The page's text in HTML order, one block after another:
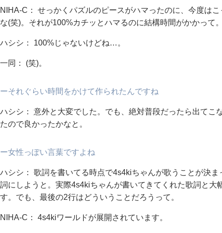
NIHA-C： せっかくパズルのピースがハマったのに、今度は
な(笑)。それが100%カチッとハマるのに結構時間がかかって
ハシシ： 100%じゃないけどね…。
一同： (笑)。
ーそれぐらい時間をかけて作られたんですね
ハシシ： 意外と大変でした。でも、絶対普段だったら出てこ
たので良かったかなと。
ー女性っぽい言葉ですよね
ハシシ： 歌詞を書いてる時点で4s4kiちゃんが歌うことが決
詞にしようと。実際4s4kiちゃんが書いてきてくれた歌詞と大
す。でも、最後の2行はどういうことだろうって。
NIHA-C： 4s4kiワールドが展開されています。